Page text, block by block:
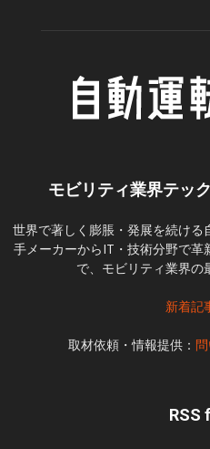
モビリティ業界テッ
世界で著しく膨脹・発展を続け
手メーカーからIT・技術分野で革
で、モビリティ業界の
新着記
取材依頼・情報提供：
RSS